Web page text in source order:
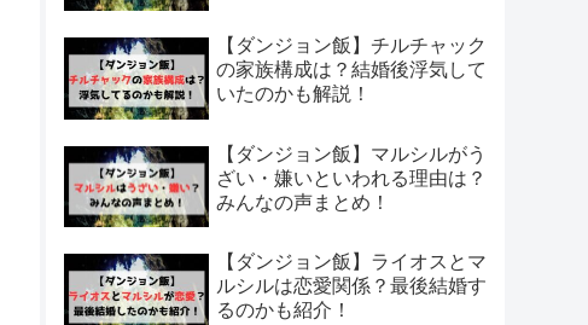
【ダンジョン飯】チルチャック
の家族構成は？結婚後浮気して
いたのかも解説！
【ダンジョン飯】マルシルがう
ざい・嫌いといわれる理由は？
みんなの声まとめ！
【ダンジョン飯】ライオスとマ
ルシルは恋愛関係？最後結婚す
るのかも紹介！